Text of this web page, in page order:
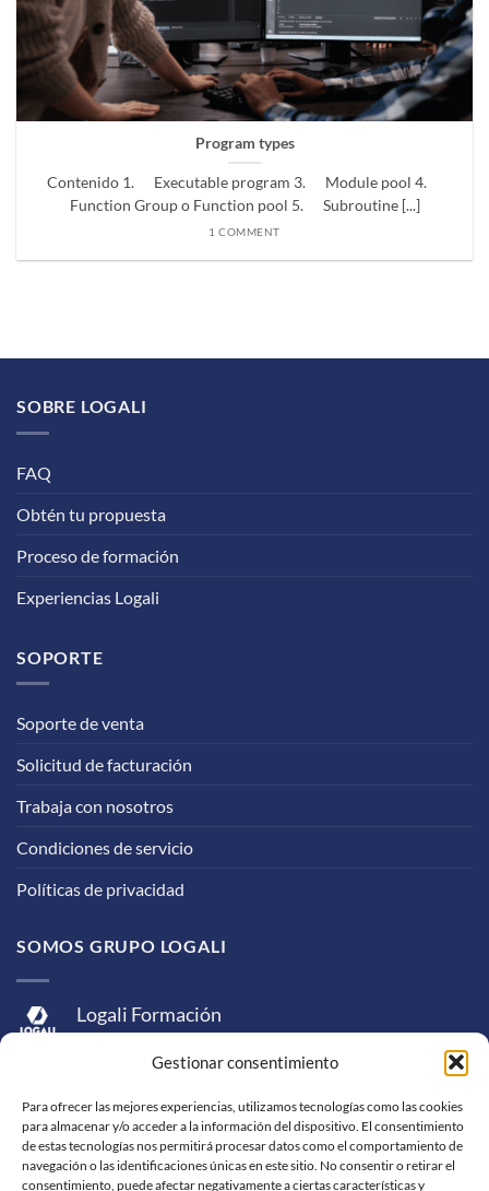
Gestionar consentimiento
Para ofrecer las mejores experiencias, utilizamos tecnologías como las cookies
para almacenar y/o acceder a la información del dispositivo. El consentimiento
de estas tecnologías nos permitirá procesar datos como el comportamiento de
navegación o las identificaciones únicas en este sitio. No consentir o retirar el
consentimiento, puede afectar negativamente a ciertas características y
Program types
Contenido 1. Executable program 3. Module pool 4.
Function Group o Function pool 5. Subroutine [...]
1 COMMENT
SOBRE LOGALI
FAQ
Obtén tu propuesta
Proceso de formación
Experiencias Logali
SOPORTE
Soporte de venta
Solicitud de facturación
Trabaja con nosotros
Condiciones de servicio
Políticas de privacidad
SOMOS GRUPO LOGALI
Logali Formación
Logali Consultoría
Logali Ingeniería